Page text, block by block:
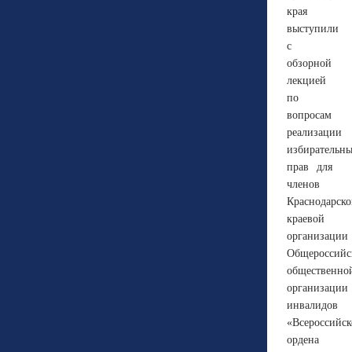
края
выступили
с
обзорной
лекцией
по
вопросам
реализации
прав для
членов
краевой
организации
организации
инвалидов
ордена